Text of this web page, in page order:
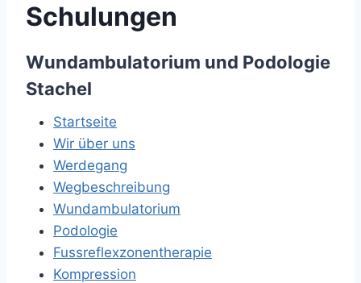
Schulungen
Wundambulatorium und Podologie
Stachel
Startseite
Wir über uns
Werdegang
Wegbeschreibung
Wundambulatorium
Podologie
Fussreflexzonentherapie
Kompression